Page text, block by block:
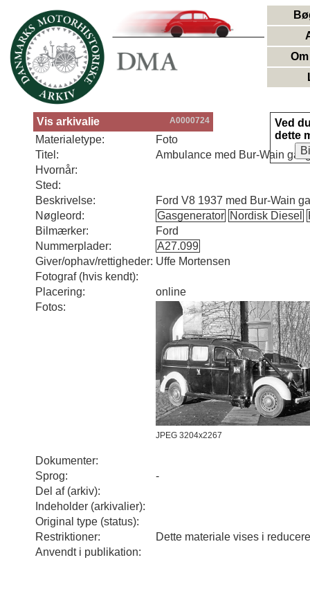
Vis arkivalie A0000724
Ved
dette
Materialetype:
Foto
Titel:
Ambulance med Bur-Wain
Hvornår:
Sted:
Beskrivelse:
Ford V8 1937 med Bur-Wain
Nøgleord:
Gasgenerator Nordisk Diesel
Bilmærker:
Ford
Nummerplader:
A27.099
Giver/ophav/rettigheder: Uffe Mortensen
Fotograf (hvis kendt):
Placering:
online
Fotos:
JPEG 3204x2267
Dokumenter:
Sprog:
-
Del af (arkiv):
Indeholder (arkivalier):
Original type (status):
Restriktioner:
Dette materiale vises i
Anvendt i publikation: